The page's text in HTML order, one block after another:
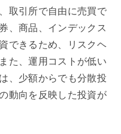
取引所で自由に売買で
、商品、インデックス
できるため、リスクヘ
た、運用コストが低い
、少額からでも分散投
動向を反映した投資が